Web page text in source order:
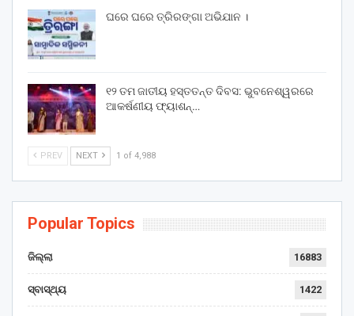
ଘରେ ଘରେ ତ୍ରିରଙ୍ଗା ଅଭିଯାନ ।
୧୨ ତମ ଜାତୀୟ ହସ୍ତତନ୍ତ ଦିବସ: ଭୁବନେଶ୍ୱରରେ
ଆକର୍ଷଣୀୟ ଫ୍ୟାଶନ୍…
PREV NEXT 1 of 4,988
Popular Topics
ଜିଲ୍ଲା 16883
ସ୍ବାସ୍ଥ୍ୟ 1422